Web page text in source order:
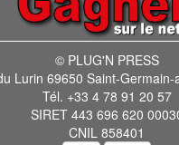
© PLUG'N PRESS
Lurin 69650 Saint-
Tél. +33 4 78 91 20 57
SIRET 443 696 620
CNIL 858401